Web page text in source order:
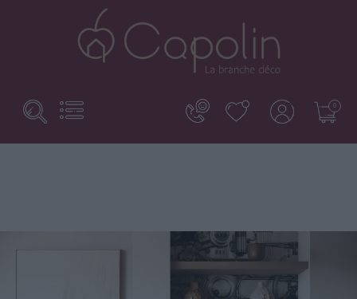
Search
here...
Basculer
la
0